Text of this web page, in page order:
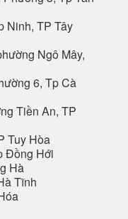
Ninh, TP Tây
Ngô Mây,
6, Tp Cà
Tiền An, TP
Tuy Hòa
Đồng Hới
Hà
Tĩnh